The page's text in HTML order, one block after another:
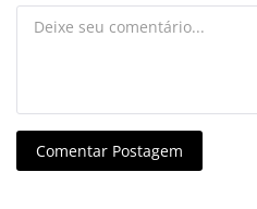
Comentar Postagem